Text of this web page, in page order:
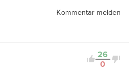
Kommentar melden
26
0